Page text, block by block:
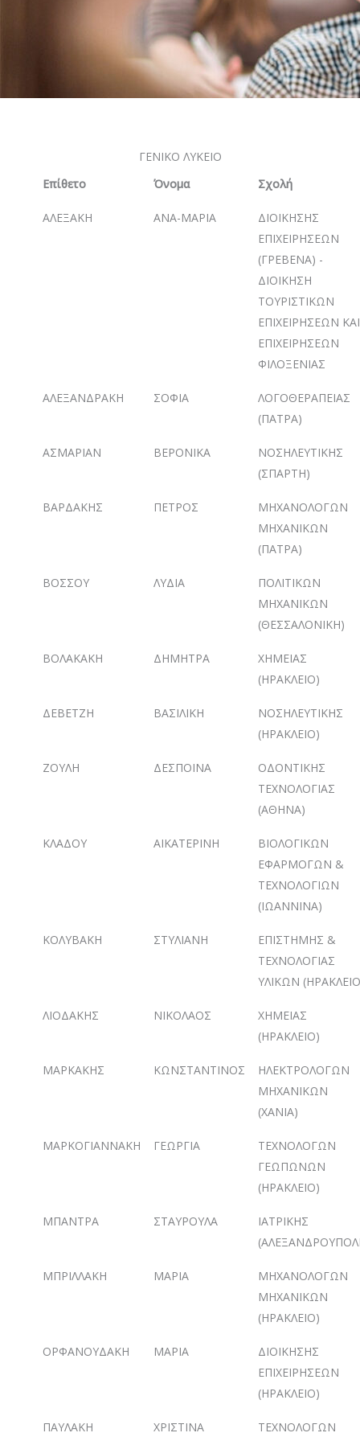
ΓΕΝΙΚΟ ΛΥΚΕΙΟ
Επίθετο
Όνομα Σχολή
ΑΛΕΞΑΚΗ ΑΝΑ-ΜΑΡΙΑ
ΔΙΟΙΚΗΣΗΣ
ΕΠΙΧΕΙΡΗΣΕΩΝ
(ΓΡΕΒΕΝΑ) -
ΔΙΟΙΚΗΣΗ
ΤΟΥΡΙΣΤΙΚΩΝ
ΕΠΙΧΕΙΡΗΣΕΩΝ ΚΑΙ
ΕΠΙΧΕΙΡΗΣΕΩΝ
ΦΙΛΟΞΕΝΙΑΣ
ΑΛΕΞΑΝΔΡΑΚΗ ΣΟΦΙΑ
ΛΟΓΟΘΕΡΑΠΕΙΑΣ
(ΠΑΤΡΑ)
ΑΣΜΑΡΙΑΝ ΒΕΡΟΝΙΚΑ
ΝΟΣΗΛΕΥΤΙΚΗΣ
(ΣΠΑΡΤΗ)
ΒΑΡΔΑΚΗΣ ΠΕΤΡΟΣ
ΜΗΧΑΝΟΛΟΓΩΝ
ΜΗΧΑΝΙΚΩΝ
(ΠΑΤΡΑ)
ΒΟΣΣΟΥ ΛΥΔΙΑ
ΠΟΛΙΤΙΚΩΝ
ΜΗΧΑΝΙΚΩΝ
(ΘΕΣΣΑΛΟΝΙΚΗ)
ΒΟΛΑΚΑΚΗ ΔΗΜΗΤΡΑ
ΧΗΜΕΙΑΣ
(ΗΡΑΚΛΕΙΟ)
ΔΕΒΕΤΖΗ ΒΑΣΙΛΙΚΗ
ΝΟΣΗΛΕΥΤΙΚΗΣ
(ΗΡΑΚΛΕΙΟ)
ΖΟΥΛΗ ΔΕΣΠΟΙΝΑ
ΟΔΟΝΤΙΚΗΣ
ΤΕΧΝΟΛΟΓΙΑΣ
(ΑΘΗΝΑ)
ΚΛΑΔΟΥ ΑΙΚΑΤΕΡΙΝΗ
ΒΙΟΛΟΓΙΚΩΝ
ΕΦΑΡΜΟΓΩΝ &
ΤΕΧΝΟΛΟΓΙΩΝ
(ΙΩΑΝΝΙΝΑ)
ΚΟΛΥΒΑΚΗ ΣΤΥΛΙΑΝΗ
ΕΠΙΣΤΗΜΗΣ &
ΤΕΧΝΟΛΟΓΙΑΣ
ΥΛΙΚΩΝ
ΛΙΟΔΑΚΗΣ ΝΙΚΟΛΑΟΣ
ΧΗΜΕΙΑΣ
(ΗΡΑΚΛΕΙΟ)
ΜΑΡΚΑΚΗΣ ΚΩΝΣΤΑΝΤΙΝΟΣ
ΗΛΕΚΤΡΟΛΟΓΩΝ
ΜΗΧΑΝΙΚΩΝ
(ΧΑΝΙΑ)
ΜΑΡΚΟΓΙΑΝΝΑΚΗ ΓΕΩΡΓΙΑ
ΤΕΧΝΟΛΟΓΩΝ
ΓΕΩΠΩΝΩΝ
(ΗΡΑΚΛΕΙΟ)
ΜΠΑΝΤΡΑ ΣΤΑΥΡΟΥΛΑ
ΙΑΤΡΙΚΗΣ
ΜΠΡΙΛΛΑΚΗ ΜΑΡΙΑ
ΜΗΧΑΝΟΛΟΓΩΝ
ΜΗΧΑΝΙΚΩΝ
(ΗΡΑΚΛΕΙΟ)
ΟΡΦΑΝΟΥΔΑΚΗ ΜΑΡΙΑ
ΔΙΟΙΚΗΣΗΣ
ΕΠΙΧΕΙΡΗΣΕΩΝ
(ΗΡΑΚΛΕΙΟ)
ΠΑΥΛΑΚΗ ΧΡΙΣΤΙΝΑ
ΤΕΧΝΟΛΟΓΩΝ